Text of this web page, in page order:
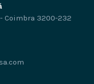
Coimbra 3200-232